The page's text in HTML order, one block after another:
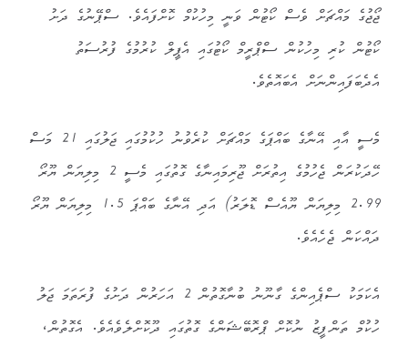
ޖޯޖުގެ މައްޗަށް ވެސް ކޯޓުން ވަނީ މިހުކުމް ކޮށްފައެވެ. ސްޕޭނުގެ ދަށު
ކޯޓުން ކުރި މިހުކުން ސްޕްރީމް ކޯޓުގައި އެޕީލް ކުރުމުގެ ފުރުސަތު
އެދެބަފައިންނަށް އެބައޮތެވެ.
މެސީ އާއި އޭނާގެ ބައްޕަގެ މައްޗަށް ކުރެވުނު ހުކުމުގައި ޖަލުގައި 21 މަސް
ހޭދަކުރަން ޖެހުމުގެ އިތުރަށް ޖޫރިމައިނާގެ ގޮތުގައި މެސީ 2 މިލިޔަން ޔޫރޯ
2.99 މިލިޔަން ޔޫއެސް ޑޮލަރު) އަދި އޭނާގެ ބައްޕަ 1.5 މިލިޔަން ޔޫރޯ
ދައްކަން ޖެހެއެވެ.
އެކަމަކު ސްޕެއިންގެ ގާނޫނު ބުނާގޮތުން 2 އަހަރުން ދަށުގެ ފުރަތަމަ ޖަލު
ހުކުމް ތަންފީޒު ނުކޮށް ޕްރޮބޭޝަންގެ ގޮތުގައި ދޫކޮށްލެވެއެވެ. އެގޮތުން،